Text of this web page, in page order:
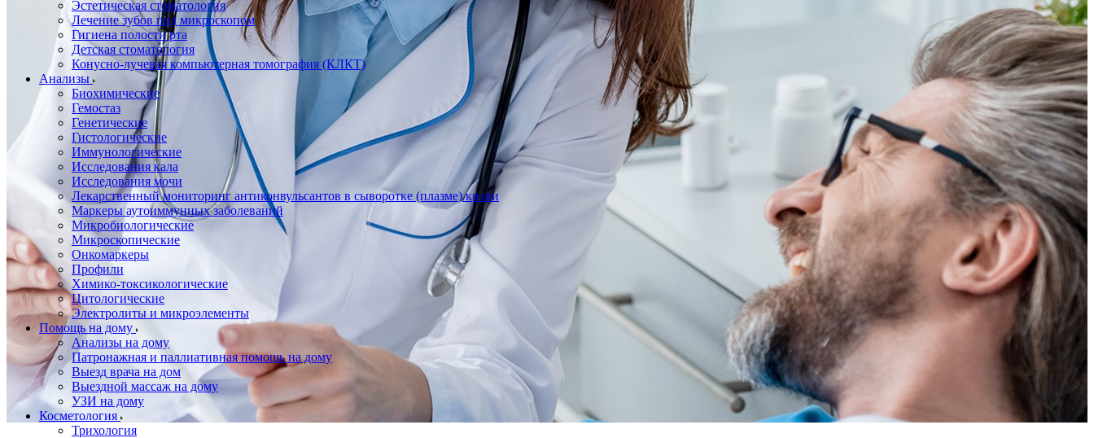
Эстетическая стоматология
Лечение зубов под микроскопом
Гигиена полости рта
Детская стоматология
Конусно-лучевая компьютерная томография (КЛКТ)
Анализы
Биохимические
Гемостаз
Генетические
Гистологические
Иммунологические
Исследования кала
Исследования мочи
Лекарственный мониторинг антиконвульсантов в сыворотке (плазме) крови
Маркеры аутоиммунных заболеваний
Микробиологические
Микроскопические
Онкомаркеры
Профили
Химико-токсикологические
Цитологические
Электролиты и микроэлементы
Помощь на дому
Анализы на дому
Патронажная и паллиативная помощь на дому
Выезд врача на дом
Выездной массаж на дому
УЗИ на дому
Косметология
Трихология